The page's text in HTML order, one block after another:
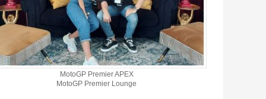
MotoGP Premier APEX
MotoGP Premier Lounge